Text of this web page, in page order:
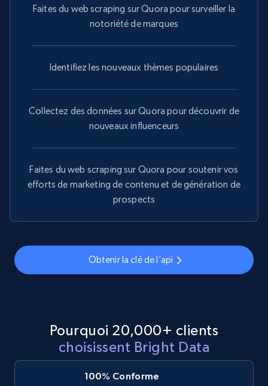
comments, Date posted, Likes, Photos, and
Zillow properties listing information
Zpid, City, State, HomeStatus, Address,
and more.
1.3K+
Zillow properties listing information -
Discover by custom filters - location, home
IsCurrentSignedInAgentResponsible, Bedrooms,
and more.
1.3K+
Faites du web scraping sur Quora pour surveiller la
notoriété de marques
Identifiez les nouveaux thèmes populaires
Collectez des données sur Quora pour découvrir de
nouveaux influenceurs
Faites du web scraping sur Quora pour soutenir vos
efforts de marketing de contenu et de génération de
prospects
Obtenir la clé de l’api
Pourquoi 20,000+ clients
choisissent Bright Data
100% Conforme